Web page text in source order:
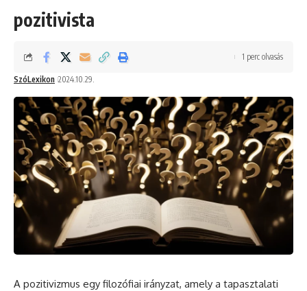
pozitivista
SzóLexikon 2024.10.29.
1 perc olvasás
A pozitivizmus egy filozófiai irányzat, amely a tapasztalati